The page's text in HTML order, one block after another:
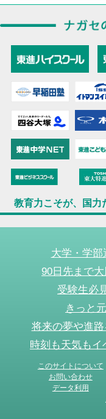
教育力こそが、国力
大学・学
90日先まで
受験生必
きっと
将来の夢や進
時刻も天気も
このサイトについて
お問い合わせ
データ利用